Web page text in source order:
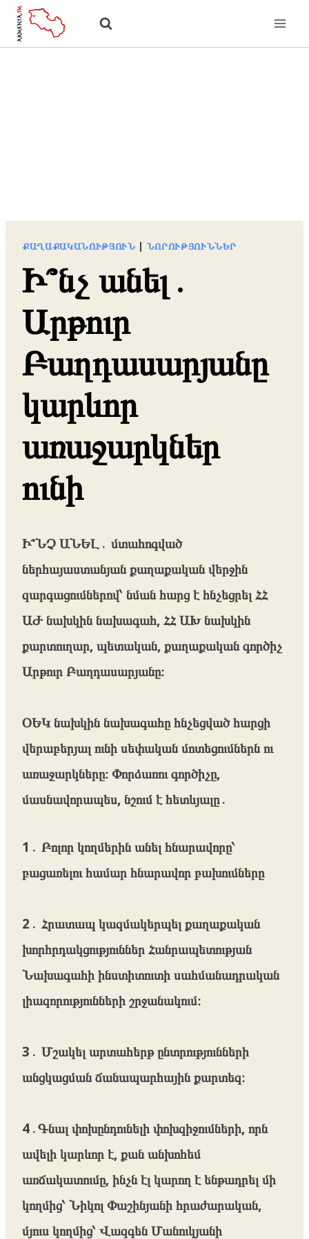
Skip
ՔԱՂԱՔԱԿԱՆՈՒԹՅՈՒՆ| ՆՈՐՈՒԹՅՈՒՆՆԵՐ
Ի՞նչ անել․
Արթուր
Բաղդասարյանը
կարևոր
առաջարկներ
ունի
Ի՞ՆՉ ԱՆԵԼ․ մտահոգված
ներհայաստանյան քաղաքական վերջին
զարգացումներով՝ նման հարց է հնչեցրել ՀՀ
ԱԺ նախկին նախագահ, ՀՀ ԱԽ նախկին
քարտուղար, պետական, քաղաքական գործիչ
Արթուր Բաղդասարյանը։
ՕԵԿ նախկին նախագահը հնչեցված հարցի
վերաբերյալ ունի սեփական մոտեցումներն ու
առաջարկները։ Փորձառու գործիչը,
մասնավորապես, նշում է հետևյալը․
1․ Բոլոր կողմերին անել հնարավորը՝
բացառելու համար հնարավոր բախումները
2․ Հրատապ կազմակերպել քաղաքական
խորհրդակցություններ Հանրապետության
Նախագահի ինստիտուտի սահմանադրական
լիազորությունների շրջանակում։
3․ Մշակել արտահերթ ընտրությունների
անցկացման ճանապարհային քարտեզ։
4․Գնալ փոխընդունելի փոխզիջումների, որն
ավելի կարևոր է, քան անխոհեմ
առճակատումը, ինչն էլ կարող է ենթադրել մի
կողմից՝ Նիկոլ Փաշինյանի հրաժարական,
մյուս կողմից՝ Վազգեն Մանուկյանի